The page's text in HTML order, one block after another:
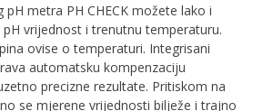
metra PH CHECK možete lako i
vrijednost i trenutnu temperaturu.
ovise o temperaturi. Integrisani
automatsku kompenzaciju
precizne rezultate. Pritiskom na
se mjerene vrijednosti bilježe i trajno